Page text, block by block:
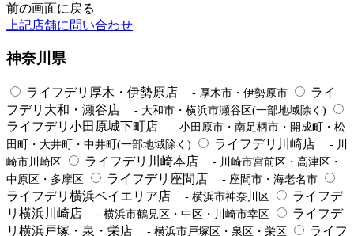
前の画面に戻る
上記店舗に問い合わせ
神奈川県
ライフデリ厚木・伊勢原店 - 厚木市・伊勢原市
ライ
フデリ大和・瀬谷店
- 大和市・横浜市瀬谷区(一部地域除く)
ライフデリ小田原城下町店
- 小田原市・南足柄市・開成町・松
田町・大井町・中井町(一部地域除く)
ライフデリ川崎店
- 川
崎市川崎区
ライフデリ川崎本店
- 川崎市宮前区・高津区・
中原区・多摩区
ライフデリ座間店 - 座間市・海老名市
ライフデリ横浜ベイエリア店 - 横浜市神奈川区
ライフデ
リ横浜川崎店
- 横浜市鶴見区・中区・川崎市幸区
ライフデ
リ横浜戸塚・泉・栄店
- 横浜市戸塚区・泉区・栄区
ライフ